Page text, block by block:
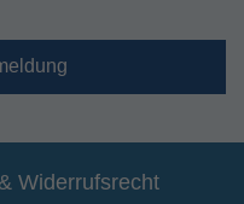
Widerrufsrecht